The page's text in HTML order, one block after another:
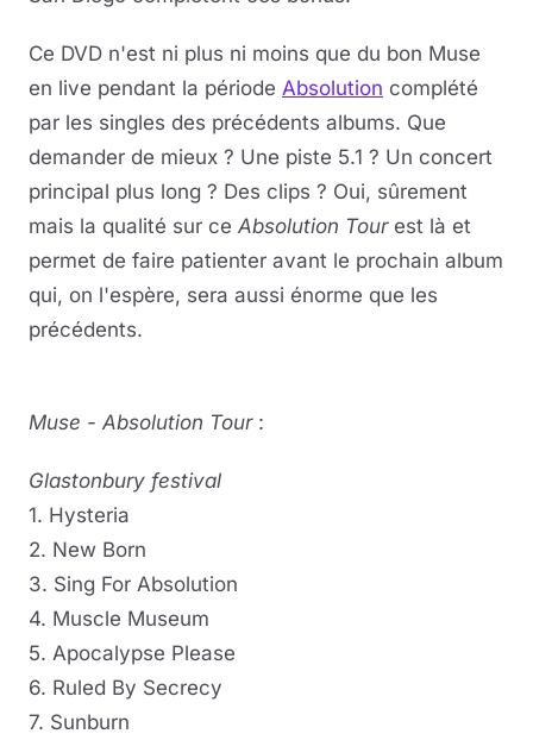
Ce DVD n'est ni plus ni moins que du bon Muse
en live pendant la période Absolution complété
par les singles des précédents albums. Que
demander de mieux ? Une piste 5.1 ? Un concert
principal plus long ? Des clips ? Oui, sûrement
mais la qualité sur ce Absolution Tourest là et
permet de faire patienter avant le prochain album
qui, on l'espère, sera aussi énorme que les
précédents.
Muse - Absolution Tour:
Glastonbury festival
1. Hysteria
2. New Born
3. Sing For Absolution
4. Muscle Museum
5. Apocalypse Please
6. Ruled By Secrecy
7. Sunburn